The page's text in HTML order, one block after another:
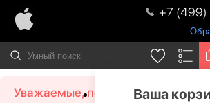
+7 (499)
Ваша
Уважаемые, посетители!